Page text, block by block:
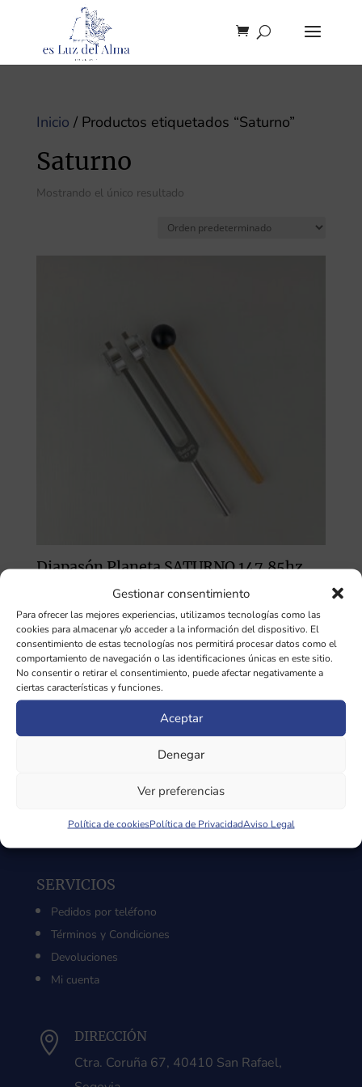
Gestionar consentimiento
Para ofrecer las mejores experiencias, utilizamos tecnologías como las
cookies para almacenar y/o acceder a la información del dispositivo. El
consentimiento de estas tecnologías nos permitirá procesar datos como el
comportamiento de navegación o las identificaciones únicas en este sitio.
No consentir o retirar el consentimiento, puede afectar negativamente a
ciertas características y funciones.
Aceptar
Denegar
Ver preferencias
Política de cookiesPolítica de PrivacidadAviso Legal
Inicio / Productos etiquetados “Saturno”
Saturno
Mostrando el único resultado
Diapasón Planeta SATURNO 147.85hz
Sobre Nosotros
Política de Privacidad
SERVICIOS
Pedidos por teléfono
Términos y Condiciones
Devoluciones
Mi cuenta
 DIRECCIÓN
Ctra. Coruña 67, 40410 San Rafael,